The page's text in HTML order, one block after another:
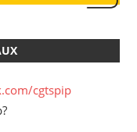
cgtspip